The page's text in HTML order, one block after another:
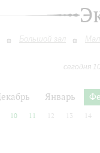
Большой зал
сегодня
Январь
10 11 12 13 14